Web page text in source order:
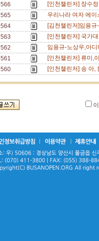
566
[인천챌린저] 장수
565
우리나라 여자 에
564
[김천챌린저]임용
563
[인천챌린저] 국가
562
임용규-노상우,아
561
[인천챌린저] 류미,
560
[인천챌린저] 송 아